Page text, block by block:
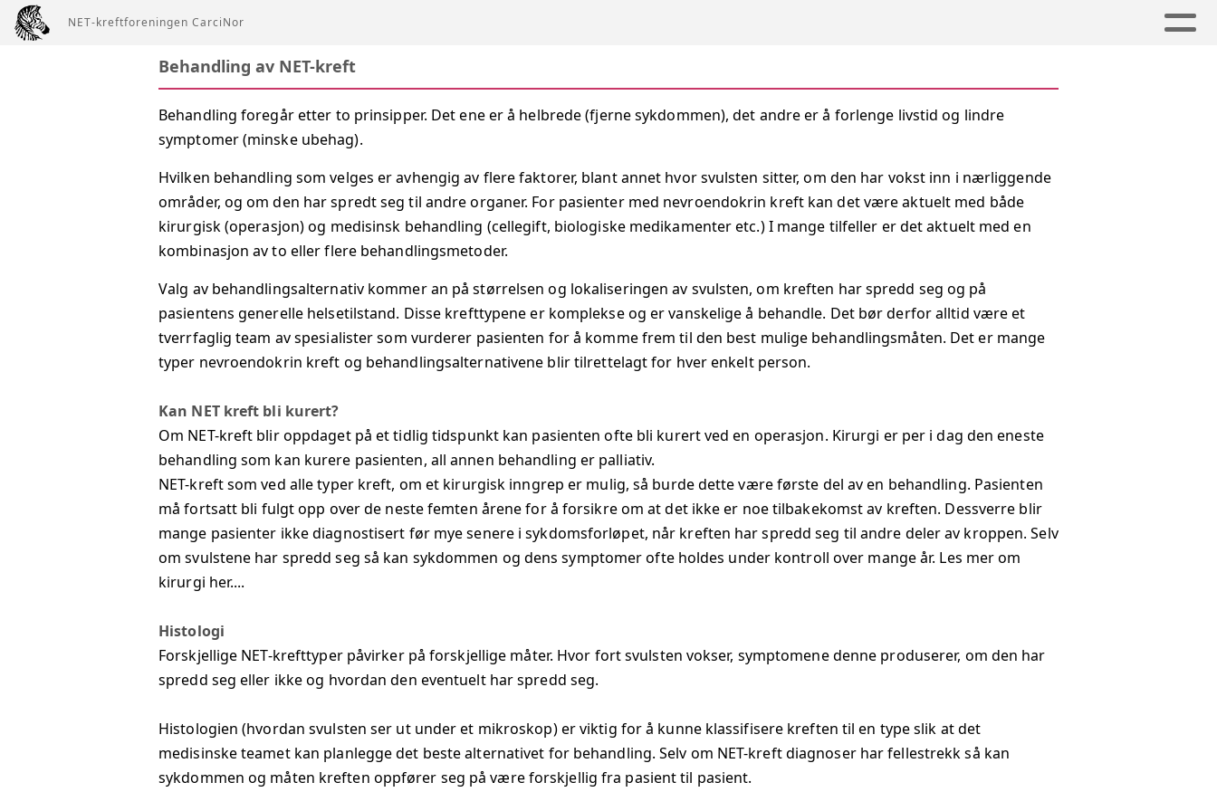
NET-kreftforeningen CarciNor
Behandling av NET-kreft
Behandling foregår etter to prinsipper. Det ene er å helbrede (fjerne sykdommen), det andre er å forlenge livstid og lindre
symptomer (minske ubehag).
Hvilken behandling som velges er avhengig av flere faktorer, blant annet hvor svulsten sitter, om den har vokst inn i nærliggende
områder, og om den har spredt seg til andre organer. For pasienter med nevroendokrin kreft kan det være aktuelt med både
kirurgisk (operasjon) og medisinsk behandling (cellegift, biologiske medikamenter etc.) I mange tilfeller er det aktuelt med en
kombinasjon av to eller flere behandlingsmetoder.
Valg av behandlingsalternativ kommer an på størrelsen og lokaliseringen av svulsten, om kreften har spredd seg og på
pasientens generelle helsetilstand. Disse krefttypene er komplekse og er vanskelige å behandle. Det bør derfor alltid være et
tverrfaglig team av spesialister som vurderer pasienten for å komme frem til den best mulige behandlingsmåten. Det er mange
typer nevroendokrin kreft og behandlingsalternativene blir tilrettelagt for hver enkelt person.
Kan NET kreft bli kurert?
Om NET-kreft blir oppdaget på et tidlig tidspunkt kan pasienten ofte bli kurert ved en operasjon. Kirurgi er per i dag den eneste
behandling som kan kurere pasienten, all annen behandling er palliativ.
NET-kreft som ved alle typer kreft, om et kirurgisk inngrep er mulig, så burde dette være første del av en behandling. Pasienten
må fortsatt bli fulgt opp over de neste femten årene for å forsikre om at det ikke er noe tilbakekomst av kreften. Dessverre blir
mange pasienter ikke diagnostisert før mye senere i sykdomsforløpet, når kreften har spredd seg til andre deler av kroppen. Selv
om svulstene har spredd seg så kan sykdommen og dens symptomer ofte holdes under kontroll over mange år. Les mer om
kirurgi her....
Histologi
Forskjellige NET-krefttyper påvirker på forskjellige måter. Hvor fort svulsten vokser, symptomene denne produserer, om den har
spredd seg eller ikke og hvordan den eventuelt har spredd seg.
Histologien (hvordan svulsten ser ut under et mikroskop) er viktig for å kunne klassifisere kreften til en type slik at det
medisinske teamet kan planlegge det beste alternativet for behandling. Selv om NET-kreft diagnoser har fellestrekk så kan
sykdommen og måten kreften oppfører seg på være forskjellig fra pasient til pasient.